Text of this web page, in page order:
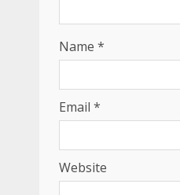
Name *
Email *
Website